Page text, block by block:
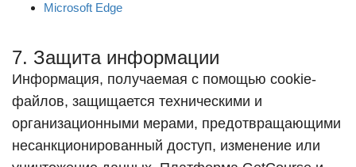
Microsoft Edge
7. Защита информации
Информация, получаемая с помощью cookie-
файлов, защищается техническими и
организационными мерами, предотвращающими
несанкционированный доступ, изменение или